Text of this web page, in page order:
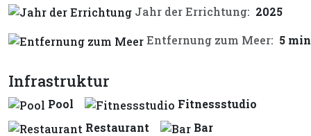
Jahr der Errichtung: 2025
Entfernung zum Meer: 5
Infrastruktur
Pool
Fitnessstudio
Restaurant
Bar